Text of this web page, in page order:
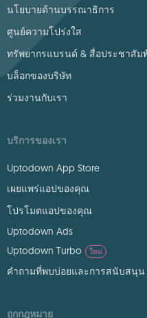
นโยบายด้านบรรณาธิการ
ศูนย์ความโปร่งใส
ทรัพยากรแบรนด์ & สื่อประชาสัม
บล็อกของบริษัท
ร่วมงานกับเรา
บริการของเรา
Uptodown App Store
เผยแพร่แอปของคุณ
โปรโมตแอปของคุณ
Uptodown Ads
Uptodown Turbo
ใหม่
คำถามที่พบบ่อยและการสนับสนุน
ถูกกฎหมาย